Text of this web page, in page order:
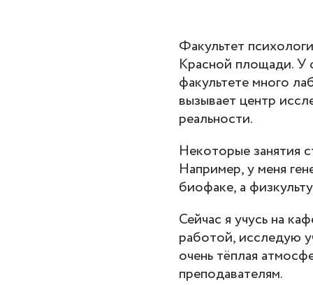
Факультет
Красной площади. У
факультете много
вызывает центр
реальности.
Некоторые занятия
Например, у меня
биофаке, а
Сейчас я учусь на
работой, исследую
очень тёплая
преподавателям.